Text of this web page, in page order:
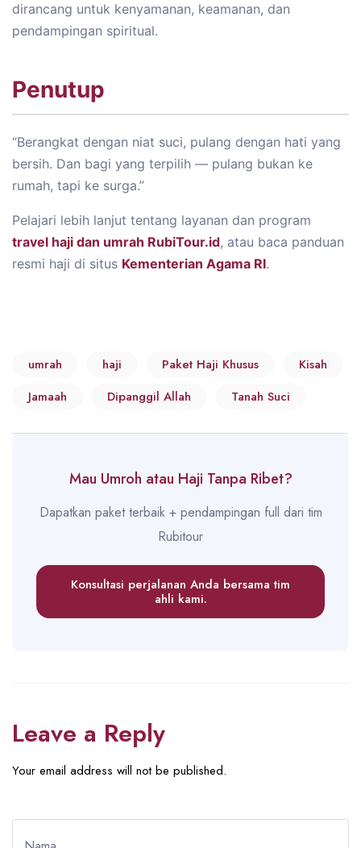
dirancang untuk kenyamanan, keamanan, dan
pendampingan spiritual.
Penutup
“Berangkat dengan niat suci, pulang dengan hati yang
bersih. Dan bagi yang terpilih — pulang bukan ke
rumah, tapi ke surga.”
Pelajari lebih lanjut tentang layanan dan program
travel haji dan umrah RubiTour.id, atau baca panduan
resmi haji di situs Kementerian Agama RI.
umrah haji Paket Haji Khusus
Kisah
Jamaah
Dipanggil Allah Tanah Suci
Mau Umroh atau Haji Tanpa Ribet?
Dapatkan paket terbaik + pendampingan full dari tim
Rubitour
Konsultasi perjalanan Anda bersama tim
ahli kami.
Leave a Reply
Your email address will not be published.